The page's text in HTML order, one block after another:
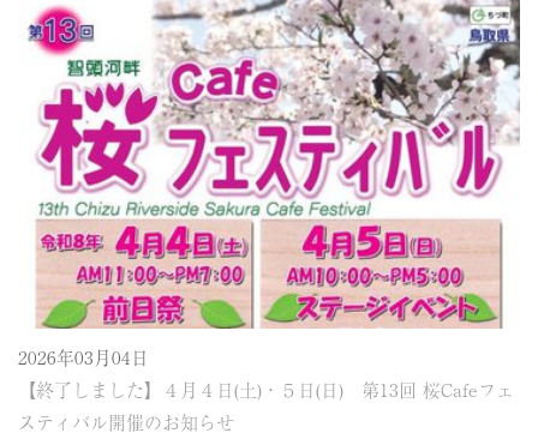
2026年03月04日
【終了しました】４月４日(土)・５日(日) 第13回 桜Cafeフェ
スティバル開催のお知らせ